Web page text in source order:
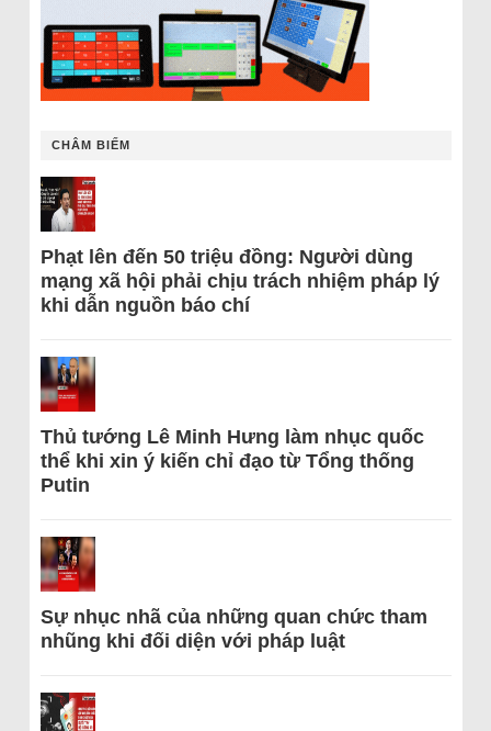
CHÂM BIẾM
Phạt lên đến 50 triệu đồng: Người dùng
mạng xã hội phải chịu trách nhiệm pháp lý
khi dẫn nguồn báo chí
Thủ tướng Lê Minh Hưng làm nhục quốc
thể khi xin ý kiến chỉ đạo từ Tổng thống
Putin
Sự nhục nhã của những quan chức tham
nhũng khi đối diện với pháp luật